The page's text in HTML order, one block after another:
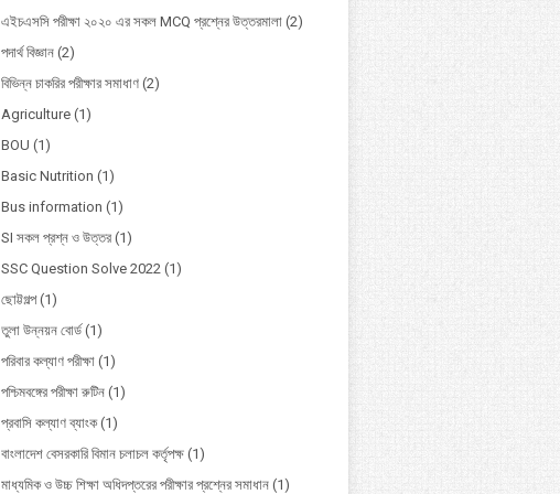
এইচএসসি পরীক্ষা ২০২০ এর সকল MCQ প্রশ্নের উত্তরমালা (2)
পদার্থ বিজ্ঞান (2)
বিভিন্ন চাকরির পরীক্ষার সমাধাণ (2)
Agriculture (1)
BOU (1)
Basic Nutrition (1)
Bus information (1)
SI সকল প্রশ্ন ও উত্তর (1)
SSC Question Solve 2022 (1)
ছোট্টগল্প (1)
তুলা উন্নয়ন বোর্ড (1)
পরিবার কল্যাণ পরীক্ষা (1)
পশ্চিমবঙ্গের পরীক্ষা রুটিন (1)
প্রবাসি কল্যাণ ব্যাংক (1)
বাংলাদেশ বেসরকারি বিমান চলাচল কর্তৃপক্ষ (1)
মাধ্যমিক ও উচ্চ শিক্ষা অধিদপ্তরের পরীক্ষার প্রশ্নের সমাধান (1)